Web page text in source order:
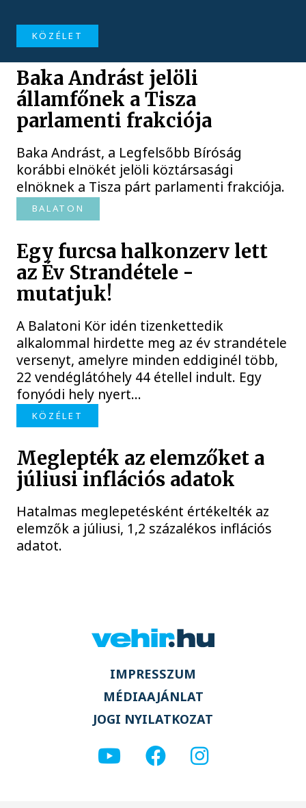
KÖZÉLET
Baka Andrást jelöli
államfőnek a Tisza
parlamenti frakciója
Baka Andrást, a Legfelsőbb Bíróság
korábbi elnökét jelöli köztársasági
elnöknek a Tisza párt parlamenti frakciója.
BALATON
Egy furcsa halkonzerv lett
az Év Strandétele -
mutatjuk!
A Balatoni Kör idén tizenkettedik
alkalommal hirdette meg az év strandétele
versenyt, amelyre minden eddiginél több,
22 vendéglátóhely 44 étellel indult. Egy
fonyódi hely nyert...
KÖZÉLET
Meglepték az elemzőket a
júliusi inflációs adatok
Hatalmas meglepetésként értékelték az
elemzők a júliusi, 1,2 százalékos inflációs
adatot.
IMPRESSZUM
MÉDIAAJÁNLAT
JOGI NYILATKOZAT